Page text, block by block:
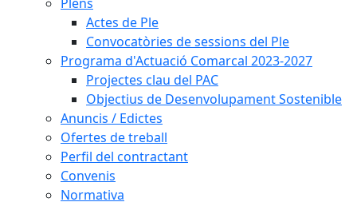
Actes de Ple
Convocatòries de sessions del Ple
Programa d'Actuació Comarcal 2023-2027
Projectes clau del PAC
Objectius de Desenvolupament Sostenible
Anuncis / Edictes
Ofertes de treball
Perfil del contractant
Convenis
Normativa